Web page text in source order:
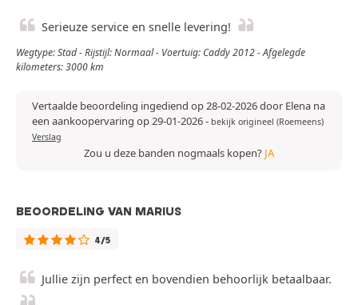
Serieuze service en snelle levering!
Wegtype: Stad - Rijstijl: Normaal - Voertuig: Caddy 2012 - Afgelegde
kilometers: 3000 km
Vertaalde beoordeling ingediend op 28-02-2026 door Elena na
een aankoopervaring op 29-01-2026- bekijk origineel (Roemeens)
Verslag
Zou u deze banden nogmaals kopen? JA
BEOORDELING VAN MARIUS
4/5
Jullie zijn perfect en bovendien behoorlijk betaalbaar.